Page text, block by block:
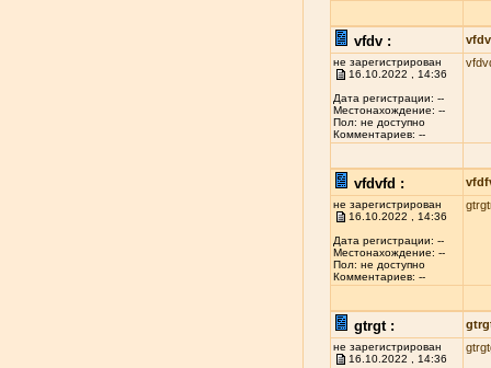
vfdv :
не зарегистрирован
16.10.2022 , 14:36
Дата регистрации: --
Местонахождение: --
Пол: не доступно
Комментариев: --
vfdvfd :
не зарегистрирован
16.10.2022 , 14:36
Дата регистрации: --
Местонахождение: --
Пол: не доступно
Комментариев: --
gtrgt :
не зарегистрирован
16.10.2022 , 14:36